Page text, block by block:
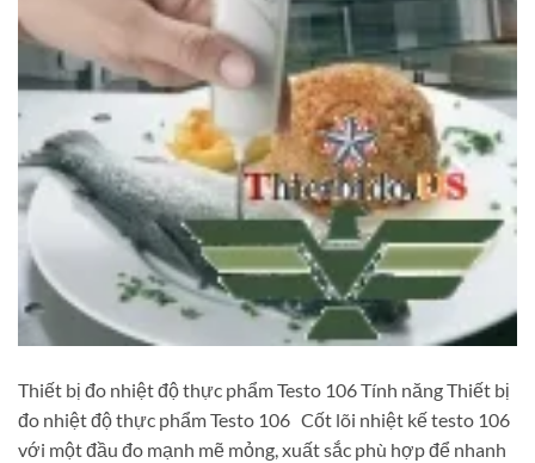
Thiết bị đo nhiệt độ thực phẩm Testo 106 Tính năng Thiết bị
đo nhiệt độ thực phẩm Testo 106 Cốt lõi nhiệt kế testo 106
với một đầu đo mạnh mẽ mỏng, xuất sắc phù hợp để nhanh